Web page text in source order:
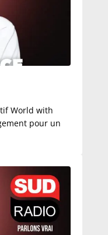
World with
pour un